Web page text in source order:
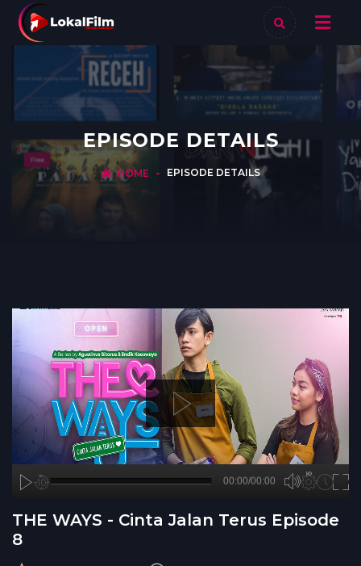
EPISODE DETAILS
HOME EPISODE DETAILS
hd720
medium
00:00 00:00
A B
00:00/00:00
THE WAYS - Cinta Jalan Terus Episode
8